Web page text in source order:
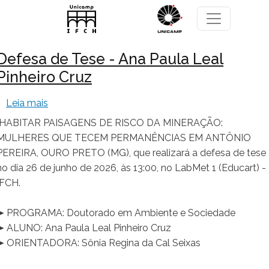
Pular para o conteúdo principal
de Tese - Ana Paula Leal
Cruz
Leia mais
PAISAGENS DE RISCO DA MINERAÇÃO:
QUE TECEM PERMANÊNCIAS EM ANTÔNIO
OURO PRETO (MG), que realizará a defesa de tese
dia 26 de junho de 2026, às 13:00, no LabMet 1 (Educart) -
PROGRAMA: Doutorado em Ambiente e Sociedade
ALUNO: Ana Paula Leal Pinheiro Cruz
ORIENTADORA: Sônia Regina da Cal Seixas